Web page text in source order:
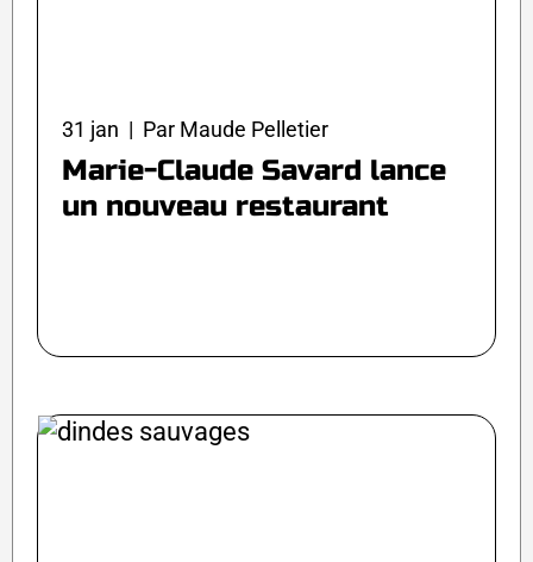
31 jan | Par Maude Pelletier
Marie-Claude Savard lance
un nouveau restaurant